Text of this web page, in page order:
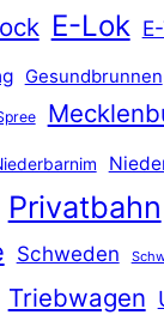
E-Lok
Gesundbrunnen
Privatbahn
Schweden
Triebwagen